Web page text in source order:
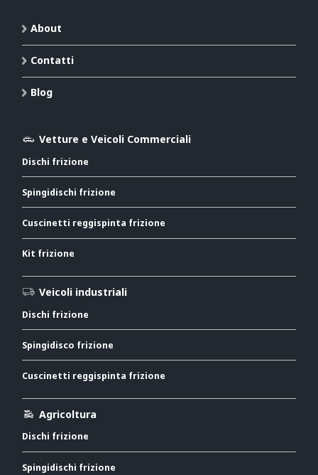
About
Contatti
Blog
Vetture e Veicoli Commerciali
Dischi frizione
Spingidischi frizione
Cuscinetti reggispinta frizione
Kit frizione
Veicoli industriali
Dischi frizione
Spingidisco frizione
Cuscinetti reggispinta frizione
Agricoltura
Dischi frizione
Spingidischi frizione